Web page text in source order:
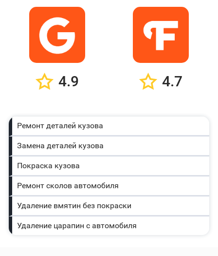
4.9 4.7
Ремонт деталей кузова
Замена деталей кузова
Покраска кузова
Ремонт сколов автомобиля
Удаление вмятин без покраски
Удаление царапин с автомобиля